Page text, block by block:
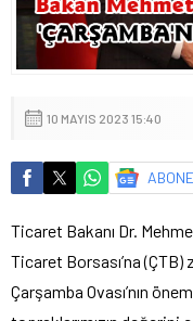
10 MAYIS 2023 15:40
Ticaret Bakanı Dr.
Ticaret Borsası’na
Çarşamba Ovası’nın